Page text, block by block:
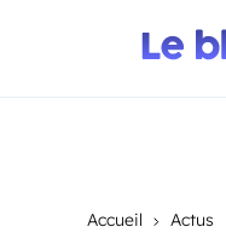
Accueil Actus